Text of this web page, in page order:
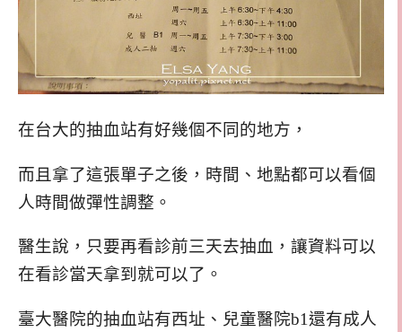
在台大的抽血站有好幾個不同的地方，
而且拿了這張單子之後，時間、地點都可以看個
人時間做彈性調整。
醫生說，只要再看診前三天去抽血，讓資料可以
在看診當天拿到就可以了。
臺大醫院的抽血站有西址、兒童醫院b1還有成人